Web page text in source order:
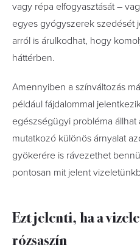
vagy répa elfogyasztását –
egyes gyógyszerek szedését
arról is árulkodhat, hogy
háttérben.
Amennyiben a színváltozás
például fájdalommal
egészségügyi probléma
mutatkozó különös árnyalat
gyökerére is rávezethet
pontosan mit jelent
Ezt jelenti, ha a
rózsaszín